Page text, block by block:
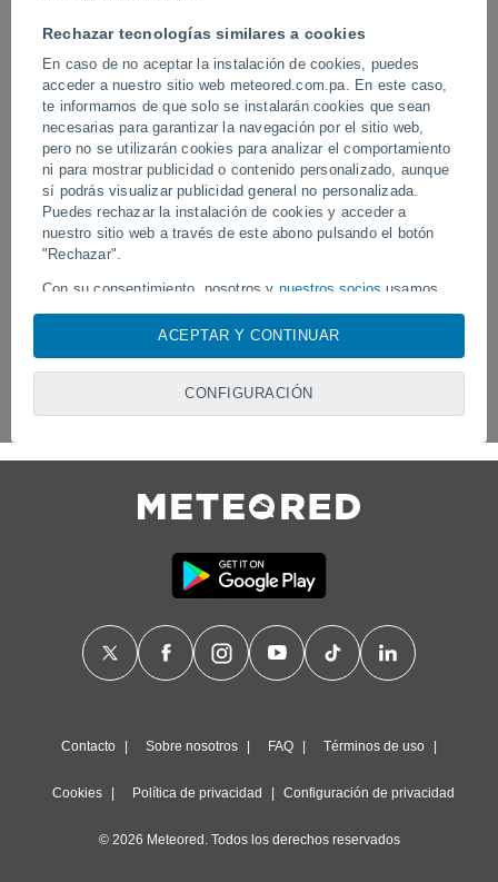
Rechazar tecnologías similares a cookies
En caso de no aceptar la instalación de cookies, puedes
acceder a nuestro sitio web meteored.com.pa. En este caso,
te informamos de que solo se instalarán cookies que sean
necesarias para garantizar la navegación por el sitio web,
pero no se utilizarán cookies para analizar el comportamiento
ni para mostrar publicidad o contenido personalizado, aunque
sí podrás visualizar publicidad general no personalizada.
Puedes rechazar la instalación de cookies y acceder a
nuestro sitio web a través de este abono pulsando el botón
"Rechazar".
Con su consentimiento, nosotros y nuestros socios usamos
cookies, identificadores únicos o tecnologías similares para
almacenar, acceder y procesar datos personales como su
identificadores de cookies. Es posible que algunos
proveedores traten tus datos personales en virtud de un
interés legítimo, algo a lo que puedes oponerte. Para ello,
datos en cualquier momento haciendo clic en"Configurar"o
Nosotros y nuestros socios hacemos el siguiente
Almacenar la información en un dispositivo y/o acceder a
ella, uso de datos limitados para seleccionar anuncios
perfiles para seleccionar la publicidad personalizada, crear un
perfil para personalizar el contenido, uso de perfiles para la
selección de contenido personalizado, medir el rendimiento
la combinación de datos procedentes de diferentes fuentes,
con el objetivo de seleccionar el contenido.
mediante análisis de dispositivos, publicidad y contenido
ACEPTAR Y CONTINUAR
CONFIGURACIÓN
Ayer
Un enorme diablo de polvo fue
Síguenos
Contacto Sobre nosotros FAQ Términos de uso
Cookies Política de privacidad Configuración de privacidad
© 2026 Meteored. Todos los derechos reservados